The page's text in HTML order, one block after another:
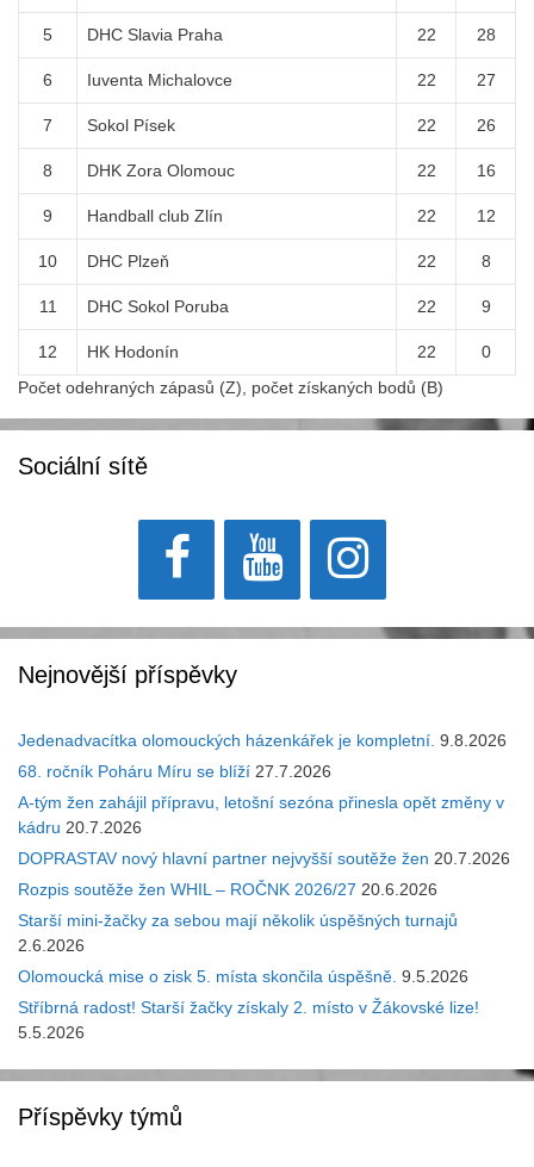
5 DHC Slavia Praha 22 28
6 Iuventa Michalovce 22 27
7 Sokol Písek 22 26
8 DHK Zora Olomouc 22 16
9 Handball club Zlín 22 12
10 DHC Plzeň 22 8
11 DHC Sokol Poruba 22 9
12 HK Hodonín 22
0
Počet odehraných zápasů (Z), počet získaných bodů (B)
Sociální sítě
Nejnovější příspěvky
Jedenadvacítka olomouckých házenkářek je kompletní. 9.8.2026
68. ročník Poháru Míru se blíží 27.7.2026
A-tým žen zahájil přípravu, letošní sezóna přinesla opět změny v
kádru 20.7.2026
DOPRASTAV nový hlavní partner nejvyšší soutěže žen 20.7.2026
Rozpis soutěže žen WHIL – ROČNK 2026/27 20.6.2026
Starší mini-žačky za sebou mají několik úspěšných turnajů
2.6.2026
Olomoucká mise o zisk 5. místa skončila úspěšně. 9.5.2026
Stříbrná radost! Starší žačky získaly 2. místo v Žákovské lize!
5.5.2026
Příspěvky týmů